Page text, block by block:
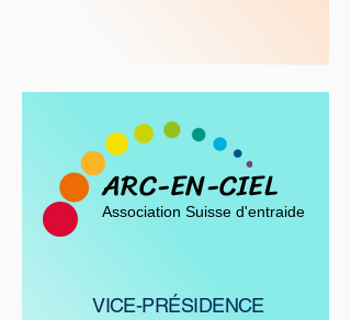
Association Suisse d'entraide
ARC-EN-CIEL
VICE-PRÉSIDENCE